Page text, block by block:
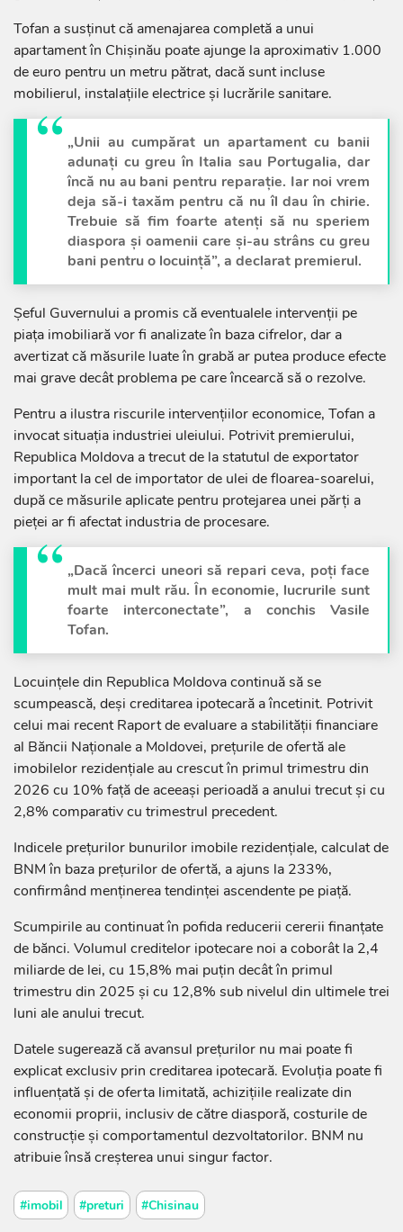
Tofan a susținut că amenajarea completă a unui
apartament în Chișinău poate ajunge la aproximativ 1.000
de euro pentru un metru pătrat, dacă sunt incluse
mobilierul, instalațiile electrice și lucrările sanitare.
„Unii au cumpărat un apartament cu banii
adunați cu greu în Italia sau Portugalia, dar
încă nu au bani pentru reparație. Iar noi vrem
deja să-i taxăm pentru că nu îl dau în chirie.
Trebuie să fim foarte atenți să nu speriem
diaspora și oamenii care și-au strâns cu greu
bani pentru o locuință”, a declarat premierul.
Șeful Guvernului a promis că eventualele intervenții pe
piața imobiliară vor fi analizate în baza cifrelor, dar a
avertizat că măsurile luate în grabă ar putea produce efecte
mai grave decât problema pe care încearcă să o rezolve.
Pentru a ilustra riscurile intervențiilor economice, Tofan a
invocat situația industriei uleiului. Potrivit premierului,
Republica Moldova a trecut de la statutul de exportator
important la cel de importator de ulei de floarea-soarelui,
după ce măsurile aplicate pentru protejarea unei părți a
pieței ar fi afectat industria de procesare.
„Dacă încerci uneori să repari ceva, poți face
mult mai mult rău. În economie, lucrurile sunt
foarte interconectate”, a conchis Vasile
Tofan.
Locuințele din Republica Moldova continuă să se
scumpească, deși creditarea ipotecară a încetinit. Potrivit
celui mai recent Raport de evaluare a stabilității financiare
al Băncii Naționale a Moldovei, prețurile de ofertă ale
imobilelor rezidențiale au crescut în primul trimestru din
2026 cu 10% față de aceeași perioadă a anului trecut și cu
2,8% comparativ cu trimestrul precedent.
Indicele prețurilor bunurilor imobile rezidențiale, calculat de
BNM în baza prețurilor de ofertă, a ajuns la 233%,
confirmând menținerea tendinței ascendente pe piață.
Scumpirile au continuat în pofida reducerii cererii finanțate
de bănci. Volumul creditelor ipotecare noi a coborât la 2,4
miliarde de lei, cu 15,8% mai puțin decât în primul
trimestru din 2025 și cu 12,8% sub nivelul din ultimele trei
luni ale anului trecut.
Datele sugerează că avansul prețurilor nu mai poate fi
explicat exclusiv prin creditarea ipotecară. Evoluția poate fi
influențată și de oferta limitată, achizițiile realizate din
economii proprii, inclusiv de către diasporă, costurile de
construcție și comportamentul dezvoltatorilor. BNM nu
atribuie însă creșterea unui singur factor.
#imobil #preturi #Chisinau